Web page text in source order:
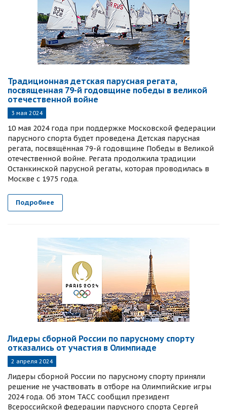
Традиционная детская парусная регата,
посвященная 79-й годовщине победы в великой
отечественной войне
3 мая 2024
10 мая 2024 года при поддержке Московской федерации
парусного спорта будет проведена Детская парусная
регата, посвящённая 79-й годовщине Победы в Великой
отечественной войне. Регата продолжила традиции
Останкинской парусной регаты, которая проводилась в
Москве с 1975 года.
Подробнее
Лидеры сборной России по парусному спорту
отказались от участия в Олимпиаде
2 апреля 2024
Лидеры сборной России по парусному спорту приняли
решение не участвовать в отборе на Олимпийские игры
2024 года. Об этом ТАСС сообщил президент
Всероссийской федерации парусного спорта Сергей